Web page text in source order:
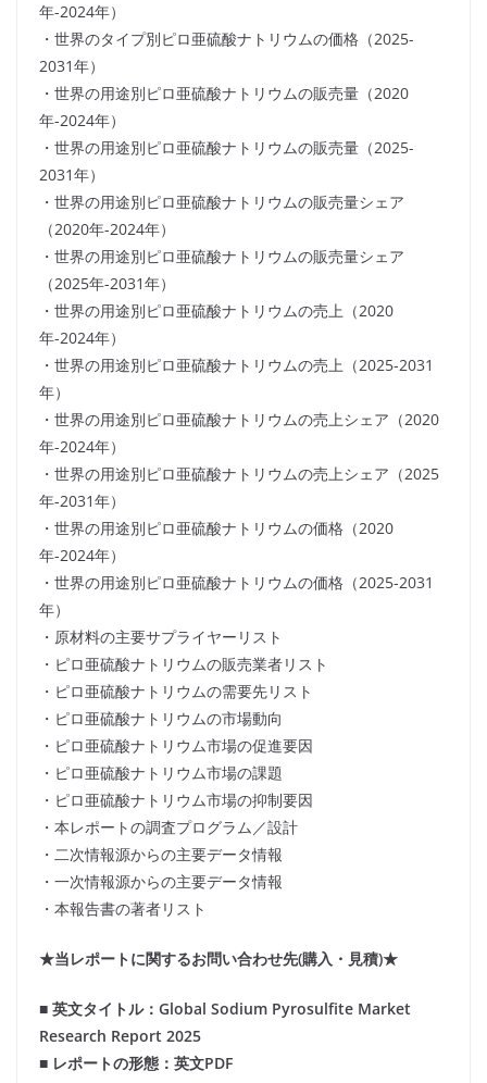
年-2024年）
・世界のタイプ別ピロ亜硫酸ナトリウムの価格（2025-
2031年）
・世界の用途別ピロ亜硫酸ナトリウムの販売量（2020
年-2024年）
・世界の用途別ピロ亜硫酸ナトリウムの販売量（2025-
2031年）
・世界の用途別ピロ亜硫酸ナトリウムの販売量シェア
（2020年-2024年）
・世界の用途別ピロ亜硫酸ナトリウムの販売量シェア
（2025年-2031年）
・世界の用途別ピロ亜硫酸ナトリウムの売上（2020
年-2024年）
・世界の用途別ピロ亜硫酸ナトリウムの売上（2025-2031
年）
・世界の用途別ピロ亜硫酸ナトリウムの売上シェア（2020
年-2024年）
・世界の用途別ピロ亜硫酸ナトリウムの売上シェア（2025
年-2031年）
・世界の用途別ピロ亜硫酸ナトリウムの価格（2020
年-2024年）
・世界の用途別ピロ亜硫酸ナトリウムの価格（2025-2031
年）
・原材料の主要サプライヤーリスト
・ピロ亜硫酸ナトリウムの販売業者リスト
・ピロ亜硫酸ナトリウムの需要先リスト
・ピロ亜硫酸ナトリウムの市場動向
・ピロ亜硫酸ナトリウム市場の促進要因
・ピロ亜硫酸ナトリウム市場の課題
・ピロ亜硫酸ナトリウム市場の抑制要因
・本レポートの調査プログラム／設計
・二次情報源からの主要データ情報
・一次情報源からの主要データ情報
・本報告書の著者リスト
★当レポートに関するお問い合わせ先(購入・見積)★
■ 英文タイトル：Global Sodium Pyrosulfite Market
Research Report 2025
■ レポートの形態：英文PDF